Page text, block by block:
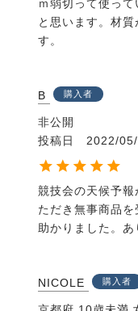
ｍ弱切って使っ
と思います。材
す。
B 購入者
非公開
投稿日
2022/
競技会の天候予
ただき無事商品を
助かりました。あ
NICOLE 購入者